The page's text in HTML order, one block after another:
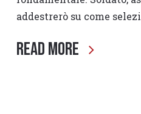
addestrerò su come
Read More